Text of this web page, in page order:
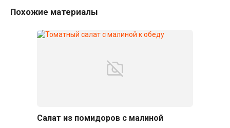
Похожие материалы
Салат из помидоров с малиной